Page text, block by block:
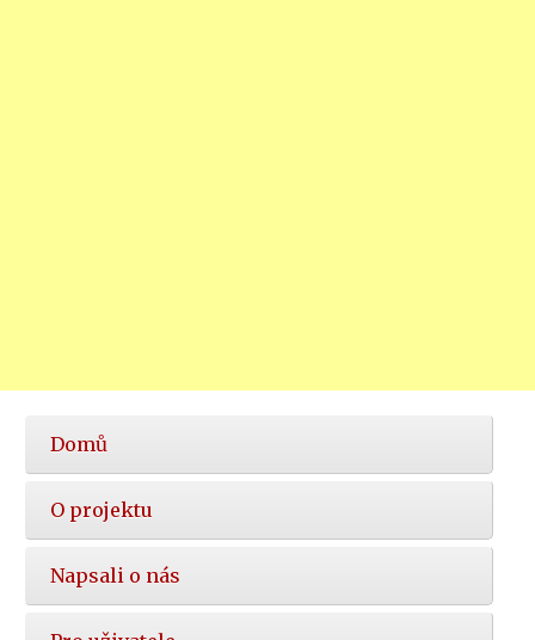
Hlavní
nabídka
Domů
O projektu
Napsali o nás